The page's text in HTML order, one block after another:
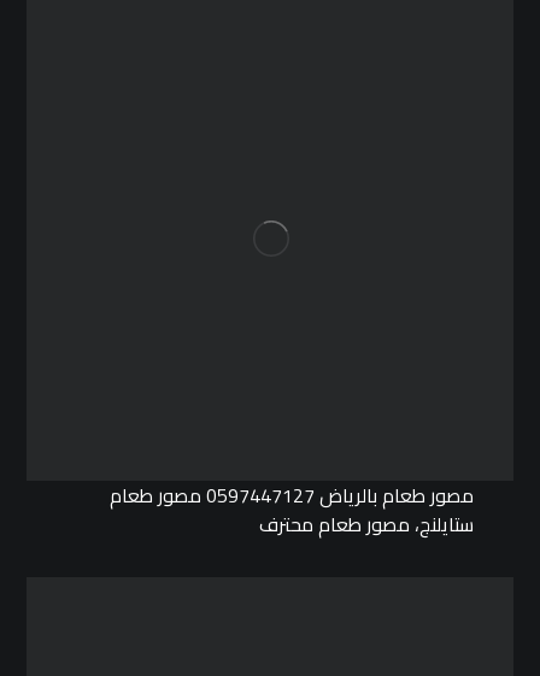
مصور طعام بالرياض 0597447127 مصور طعام
ستايلنج، مصور طعام محترف